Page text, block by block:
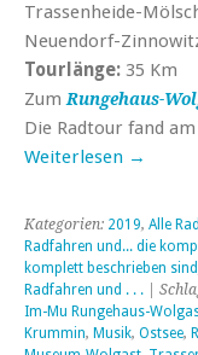
Trassenheide-
Neuendorf-
Tourlänge: 35 Km
ZumRungehaus-
Die Radtour fand am
Weiterlesen →
Kategorien: 2019, Alle
Radfahren und... die
komplett beschrieben sind
Radfahren und . . . |
Im-Mu Rungehaus-
Krummin, Musik, Ostsee,